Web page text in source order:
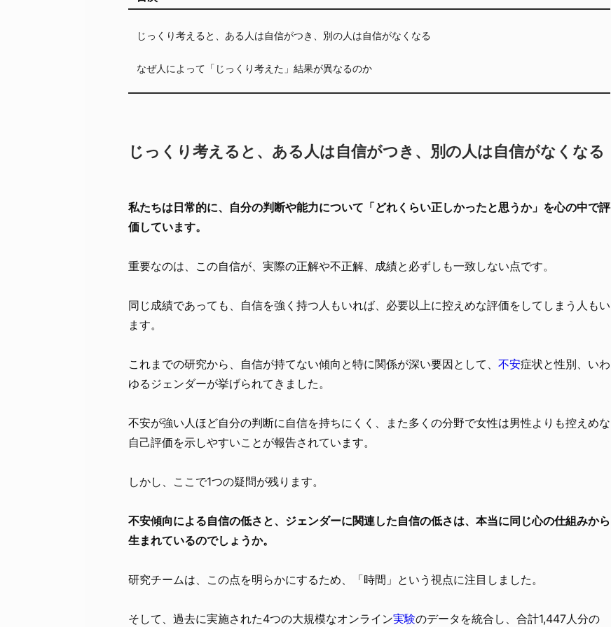
じっくり考えると、ある人は自信がつき、別の人は自信がなくなる
なぜ人によって「じっくり考えた」結果が異なるのか
じっくり考えると、ある人は自信がつき、別の人は自信がなくなる
私たちは日常的に、自分の判断や能力について「どれくらい正しかったと思うか」を心の中で評
価しています。
重要なのは、この自信が、実際の正解や不正解、成績と必ずしも一致しない点です。
同じ成績であっても、自信を強く持つ人もいれば、必要以上に控えめな評価をしてしまう人もい
ます。
これまでの研究から、自信が持てない傾向と特に関係が深い要因として、 不安症状と性別、いわ
ゆるジェンダーが挙げられてきました。
不安が強い人ほど自分の判断に自信を持ちにくく、また多くの分野で女性は男性よりも控えめな
自己評価を示しやすいことが報告されています。
しかし、ここで1つの疑問が残ります。
不安傾向による自信の低さと、ジェンダーに関連した自信の低さは、本当に同じ心の仕組みから
生まれているのでしょうか。
研究チームは、この点を明らかにするため、「時間」という視点に注目しました。
そして、過去に実施された4つの大規模なオンライン実験のデータを統合し、合計1,447人分の